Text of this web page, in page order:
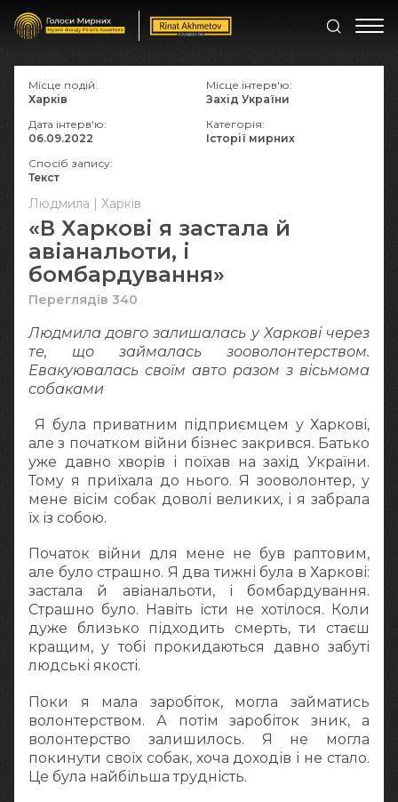
Людмила | Харків
«В Харкові я застала й
авіанальоти, і
бомбардування»
Переглядів 340
Людмила довго залишалась у Харкові через
те, що займалась зооволонтерством.
Евакуювалась своїм авто разом з вісьмома
собаками
Я була приватним підприємцем у Харкові,
але з початком війни бізнес закрився. Батько
уже давно хворів і поїхав на захід України.
Тому я приїхала до нього. Я зооволонтер, у
мене вісім собак доволі великих, і я забрала
їх із собою.
Початок війни для мене не був раптовим,
але було страшно. Я два тижні була в Харкові:
застала й авіанальоти, і бомбардування.
Страшно було. Навіть їсти не хотілося. Коли
дуже близько підходить смерть, ти стаєш
кращим, у тобі прокидаються давно забуті
людські якості.
Поки я мала заробіток, могла займатись
волонтерством. А потім заробіток зник, а
волонтерство залишилось. Я не могла
покинути своїх собак, хоча доходів і не стало.
Це була найбільша трудність.
Місце подій:
Харків
Місце інтерв'ю:
Захід України
Дата інтерв'ю:
06.09.2022
Категорія:
Історії мирних
Спосіб запису:
Текст